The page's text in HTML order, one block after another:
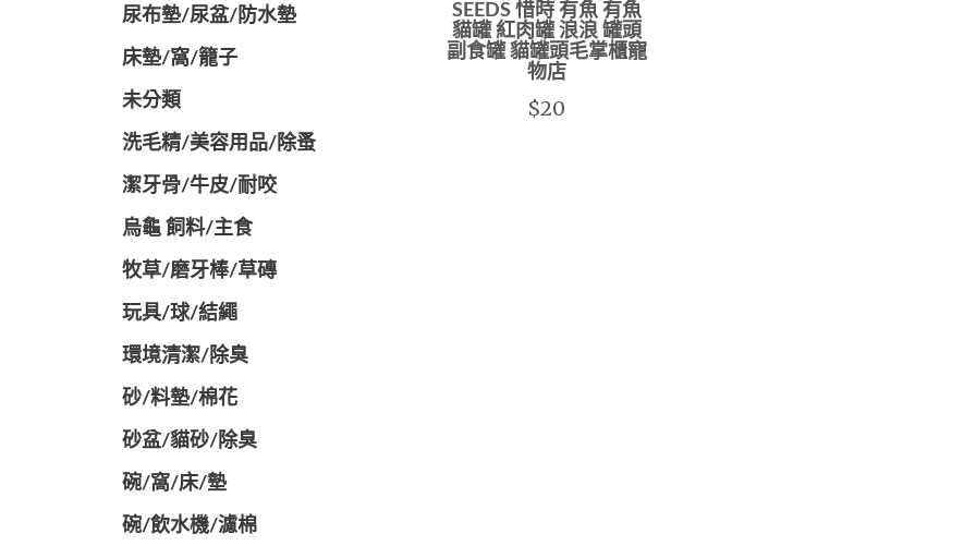
尿布墊/尿盆/防水墊
️床墊/窩/籠子
未分類
洗毛精/美容用品/除蚤
潔牙骨/牛皮/耐咬
烏龜 飼料/主食
牧草/磨牙棒/草磚
玩具/球/結繩
環境清潔/除臭
砂/料墊/棉花
砂盆/貓砂/除臭
碗/窩/床/墊
碗/飲水機/濾棉
SEEDS 惜時 有魚 有魚
貓罐 紅肉罐 浪浪 罐頭
副食罐 貓罐頭毛掌櫃寵
物店
$20